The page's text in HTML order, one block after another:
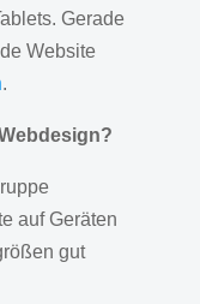
Gerade
Website
.
auf Geräten
gut